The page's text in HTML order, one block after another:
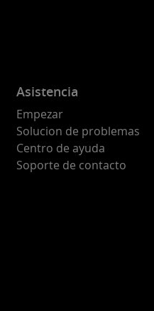
Asistencia
Empezar
Solucion de problemas
Centro de ayuda
Soporte de contacto